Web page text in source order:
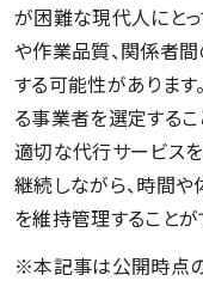
が困難な現代人にと
や作業品質、関係者
する可能性がありま
る事業者を選定するこ
適切な代行サービス
継続しながら、時間
を維持管理することが
※本記事は公開時点